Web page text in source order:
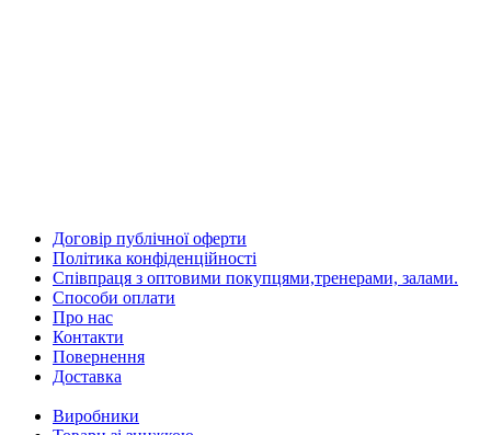
Договір публічної оферти
Політика конфіденційності
Співпраця з оптовими покупцями,тренерами, залами.
Способи оплати
Про нас
Контакти
Повернення
Доставка
Виробники